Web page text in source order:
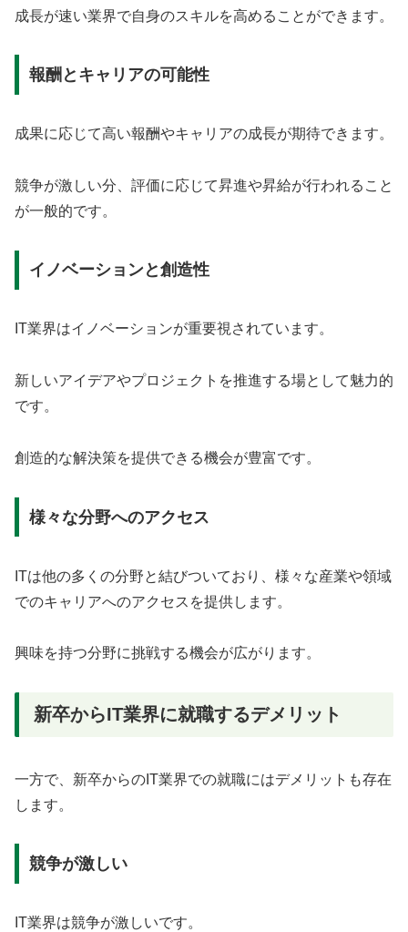
成長が速い業界で自身のスキルを高めることができます。
報酬とキャリアの可能性
成果に応じて高い報酬やキャリアの成長が期待できます。
競争が激しい分、評価に応じて昇進や昇給が行われること
が一般的です。
イノベーションと創造性
IT業界はイノベーションが重要視されています。
新しいアイデアやプロジェクトを推進する場として魅力的
です。
創造的な解決策を提供できる機会が豊富です。
様々な分野へのアクセス
ITは他の多くの分野と結びついており、様々な産業や領域
でのキャリアへのアクセスを提供します。
興味を持つ分野に挑戦する機会が広がります。
新卒からIT業界に就職するデメリット
一方で、新卒からのIT業界での就職にはデメリットも存在
します。
競争が激しい
IT業界は競争が激しいです。